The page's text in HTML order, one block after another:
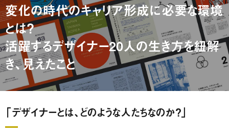
変化の時代のキャリア形成に必要な環境
とは？
活躍するデザイナー20人の生き方を紐解
き、見えたこと
「デザイナーとは、どのような人たちなのか？」